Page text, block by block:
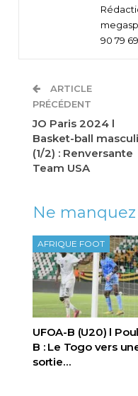
90 79
ARTICLE
PRÉCÉDENT
JO Paris 2024 l
Basket-ball
(1/2) : Renversante
Team USA
Ne manquez
AFRIQUE FOOT
UFOA-B (U20) l
B : Le Togo vers
sortie…